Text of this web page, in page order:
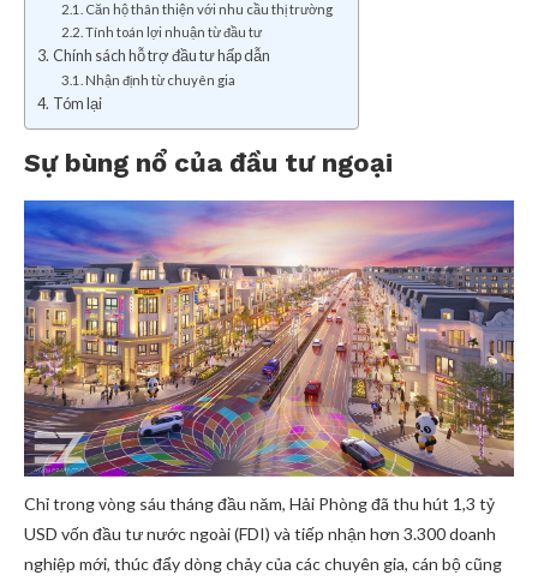
Căn hộ thân thiện với nhu cầu thị trường
Tính toán lợi nhuận từ đầu tư
Chính sách hỗ trợ đầu tư hấp dẫn
Nhận định từ chuyên gia
Tóm lại
Sự bùng nổ của đầu tư ngoại
Chỉ trong vòng sáu tháng đầu năm, Hải Phòng đã thu hút 1,3 tỷ
USD vốn đầu tư nước ngoài (FDI) và tiếp nhận hơn 3.300 doanh
nghiệp mới, thúc đẩy dòng chảy của các chuyên gia, cán bộ cũng